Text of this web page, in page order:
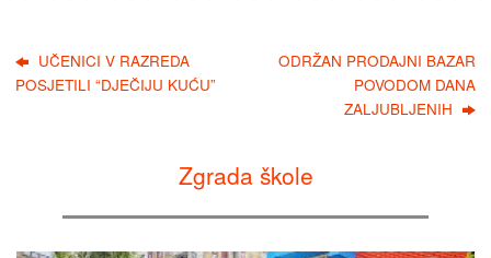
UČENICI V RAZREDA
POSJETILI “DJEČIJU KUĆU”
ODRŽAN PRODAJNI BAZAR
POVODOM DANA
ZALJUBLJENIH
Zgrada škole